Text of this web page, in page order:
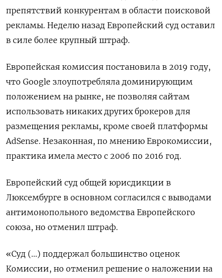
препятствий конкурентам в области поисковой
рекламы. Неделю назад Европейский суд оставил
в силе более крупный штраф.
Европейская комиссия постановила в 2019 году,
что Google злоупотребляла доминирующим
положением на рынке, не позволяя сайтам
использовать никаких других брокеров для
размещения рекламы, кроме своей платформы
AdSense. Незаконная, по мнению Еврокомиссии,
практика имела место с 2006 по 2016 год.
Европейский суд общей юрисдикции в
Люксембурге в основном согласился с выводами
антимонопольного ведомства Европейского
союза, но отменил штраф.
«Суд (...) поддержал большинство оценок
Комиссии, но отменил решение о наложении на